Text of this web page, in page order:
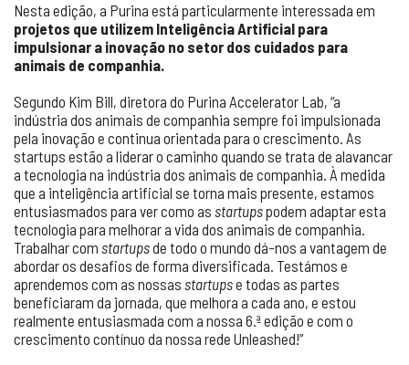
Nesta edição, a Purina está particularmente interessada em
projetos que utilizem Inteligência Artificial para
impulsionar a inovação no setor dos cuidados para
animais de companhia.
Segundo Kim Bill, diretora do Purina Accelerator Lab, “a
indústria dos animais de companhia sempre foi impulsionada
pela inovação e continua orientada para o crescimento. As
startups estão a liderar o caminho quando se trata de alavancar
a tecnologia na indústria dos animais de companhia. À medida
que a inteligência artificial se torna mais presente, estamos
entusiasmados para ver como as startupspodem adaptar esta
tecnologia para melhorar a vida dos animais de companhia.
Trabalhar com startupsde todo o mundo dá-nos a vantagem de
abordar os desafios de forma diversificada. Testámos e
aprendemos com as nossas startupse todas as partes
beneficiaram da jornada, que melhora a cada ano, e estou
realmente entusiasmada com a nossa 6.ª edição e com o
crescimento contínuo da nossa rede Unleashed!”